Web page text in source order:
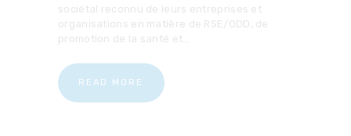
sociétal reconnu de leurs entreprises et
organisations en matière de RSE/ODD, de
promotion de la santé et…
READ MORE